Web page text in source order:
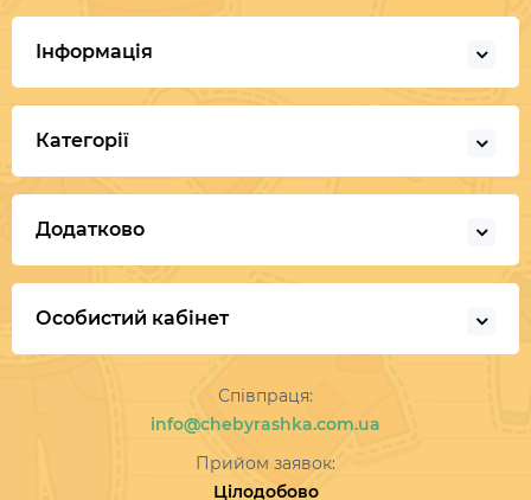
Інформація
Категорії
Додатково
Особистий кабінет
Співпраця:
info@chebyrashka.com.ua
Прийом заявок:
Цілодобово